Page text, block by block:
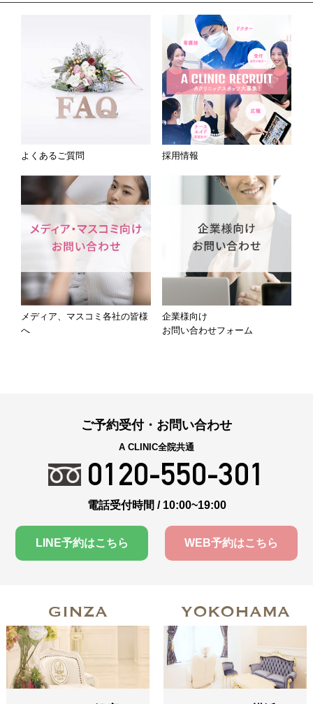
よくあるご質問 採用情報
メディア、マスコミ各社の皆様
へ
企業様向け
お問い合わせフォーム
ご予約受付・お問い合わせ
A CLINIC全院共通
0120-550-301
電話受付時間 / 10:00~19:00
LINE予約はこちら WEB予約はこちら
GINZA YOKOHAMA